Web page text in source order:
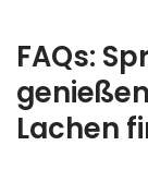
FAQs:
Lachen